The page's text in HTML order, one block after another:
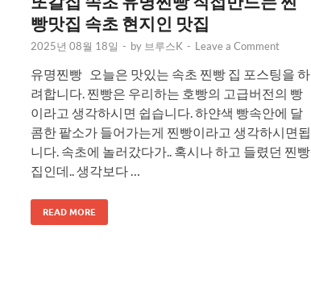
빵맛집 속초 현지인 맛집
2025년 08월 18일 - by 브루스K - Leave a Comment
유명찐빵 오늘은 맛있는 속초 찐빵 집 포스팅을 하
려합니다. 찐빵은 우리하는 호빵의 고급버전의 빵
이라고 생각하시면 쉽습니다. 하얀색 빵속안에 달
콤한 팥소가 들어가는게 찐빵이라고 생각하시면됩
니다. 속초에 놀러갔다가.. 혹시나 하고 들렸던 찐빵
집인데.. 생각보다 …
READ MORE